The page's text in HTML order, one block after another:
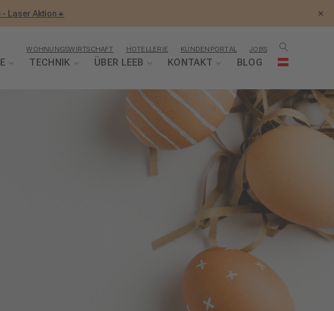
- Laser Aktion☀️ ×
WOHNUNGSWIRTSCHAFT HOTELLERIE KUNDENPORTAL JOBS
TECHNIK ÜBER LEEB KONTAKT BLOG